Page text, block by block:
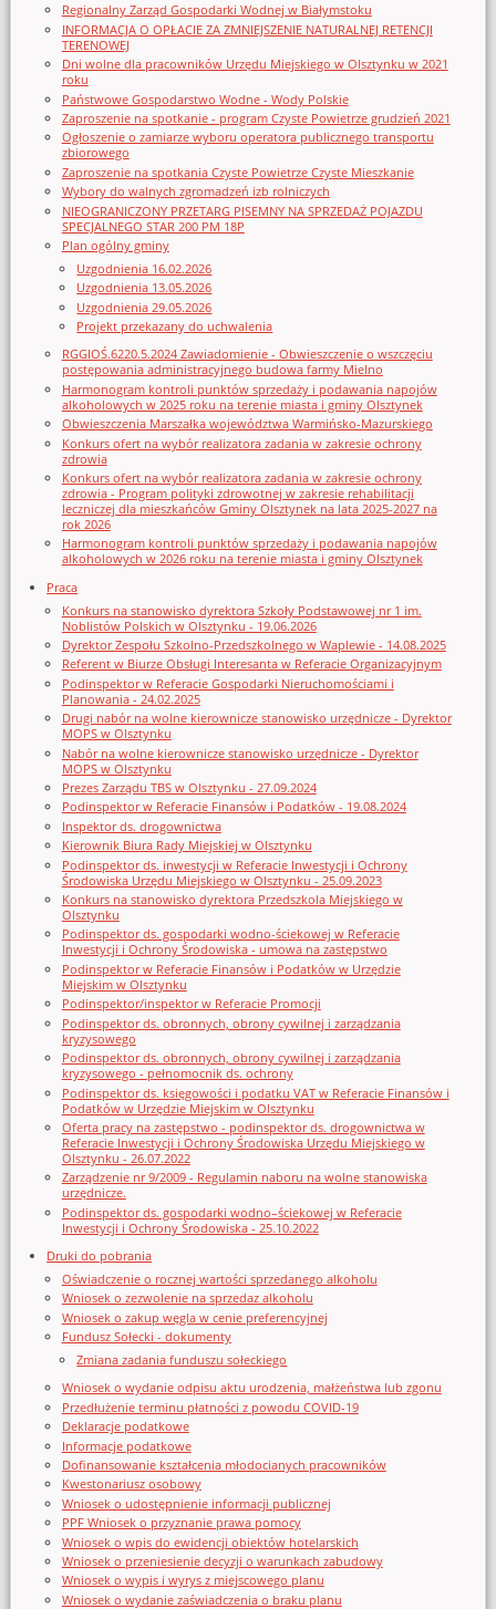
Regionalny Zarząd Gospodarki Wodnej w Białymstoku
INFORMACJA O OPŁACIE ZA ZMNIEJSZENIE NATURALNEJ RETENCJI
TERENOWEJ
Dni wolne dla pracowników Urzędu Miejskiego w Olsztynku w 2021
roku
Państwowe Gospodarstwo Wodne - Wody Polskie
Zaproszenie na spotkanie - program Czyste Powietrze grudzień 2021
Ogłoszenie o zamiarze wyboru operatora publicznego transportu
zbiorowego
Zaproszenie na spotkania Czyste Powietrze Czyste Mieszkanie
Wybory do walnych zgromadzeń izb rolniczych
NIEOGRANICZONY PRZETARG PISEMNY NA SPRZEDAŻ POJAZDU
SPECJALNEGO STAR 200 PM 18P
Plan ogólny gminy
Uzgodnienia 16.02.2026
Uzgodnienia 13.05.2026
Uzgodnienia 29.05.2026
Projekt przekazany do uchwalenia
RGGIOŚ.6220.5.2024 Zawiadomienie - Obwieszczenie o wszczęciu
postępowania administracyjnego budowa farmy Mielno
Harmonogram kontroli punktów sprzedaży i podawania napojów
alkoholowych w 2025 roku na terenie miasta i gminy Olsztynek
Obwieszczenia Marszałka województwa Warmińsko-Mazurskiego
Konkurs ofert na wybór realizatora zadania w zakresie ochrony
zdrowia
Konkurs ofert na wybór realizatora zadania w zakresie ochrony
zdrowia - Program polityki zdrowotnej w zakresie rehabilitacji
leczniczej dla mieszkańców Gminy Olsztynek na lata 2025-2027 na
rok 2026
Harmonogram kontroli punktów sprzedaży i podawania napojów
alkoholowych w 2026 roku na terenie miasta i gminy Olsztynek
Praca
Konkurs na stanowisko dyrektora Szkoły Podstawowej nr 1 im.
Noblistów Polskich w Olsztynku - 19.06.2026
Dyrektor Zespołu Szkolno-Przedszkolnego w Waplewie - 14.08.2025
Referent w Biurze Obsługi Interesanta w Referacie Organizacyjnym
Podinspektor w Referacie Gospodarki Nieruchomościami i
Planowania - 24.02.2025
Drugi nabór na wolne kierownicze stanowisko urzędnicze - Dyrektor
MOPS w Olsztynku
Nabór na wolne kierownicze stanowisko urzędnicze - Dyrektor
MOPS w Olsztynku
Prezes Zarządu TBS w Olsztynku - 27.09.2024
Podinspektor w Referacie Finansów i Podatków - 19.08.2024
Inspektor ds. drogownictwa
Kierownik Biura Rady Miejskiej w Olsztynku
Podinspektor ds. inwestycji w Referacie Inwestycji i Ochrony
Środowiska Urzędu Miejskiego w Olsztynku - 25.09.2023
Konkurs na stanowisko dyrektora Przedszkola Miejskiego w
Olsztynku
Podinspektor ds. gospodarki wodno-ściekowej w Referacie
Inwestycji i Ochrony Środowiska - umowa na zastępstwo
Podinspektor w Referacie Finansów i Podatków w Urzędzie
Miejskim w Olsztynku
Podinspektor/inspektor w Referacie Promocji
Podinspektor ds. obronnych, obrony cywilnej i zarządzania
kryzysowego
Podinspektor ds. obronnych, obrony cywilnej i zarządzania
kryzysowego - pełnomocnik ds. ochrony
Podinspektor ds. księgowości i podatku VAT w Referacie Finansów i
Podatków w Urzędzie Miejskim w Olsztynku
Oferta pracy na zastępstwo - podinspektor ds. drogownictwa w
Referacie Inwestycji i Ochrony Środowiska Urzędu Miejskiego w
Olsztynku - 26.07.2022
Zarządzenie nr 9/2009 - Regulamin naboru na wolne stanowiska
urzędnicze.
Podinspektor ds. gospodarki wodno–ściekowej w Referacie
Inwestycji i Ochrony Środowiska - 25.10.2022
Druki do pobrania
Oświadczenie o rocznej wartości sprzedanego alkoholu
Wniosek o zezwolenie na sprzedaz alkoholu
Wniosek o zakup węgla w cenie preferencyjnej
Fundusz Sołecki - dokumenty
Zmiana zadania funduszu sołeckiego
Wniosek o wydanie odpisu aktu urodzenia, małżeństwa lub zgonu
Przedłużenie terminu płatności z powodu COVID-19
Deklaracje podatkowe
Informacje podatkowe
Dofinansowanie kształcenia młodocianych pracowników
Kwestonariusz osobowy
Wniosek o udostępnienie informacji publicznej
PPF Wniosek o przyznanie prawa pomocy
Wniosek o wpis do ewidencji obiektów hotelarskich
Wniosek o przeniesienie decyzji o warunkach zabudowy
Wniosek o wypis i wyrys z miejscowego planu
Wniosek o wydanie zaświadczenia o braku planu